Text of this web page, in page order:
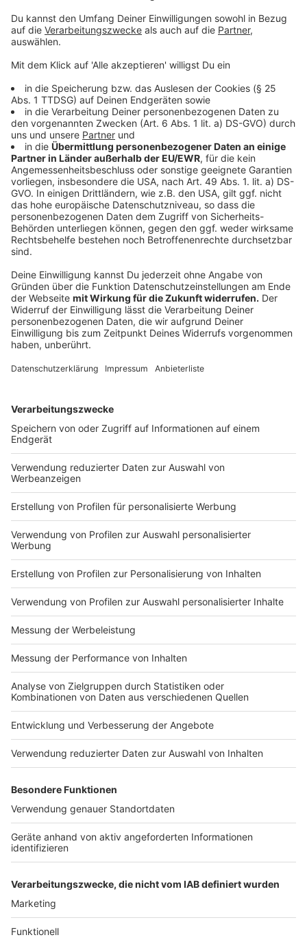
aufwärmen - achtet einfach darauf, dass die Speise
zwischendurch ausreichend gekühlt bleibt.
Anzeige
Wie kann ich Lebensmittel haltbarer machen?
Anzeige
Gerade in Zeiten, wo auch Lebensmittel immer teurer
werden, wäre es schade, viele Lebensmittel
wegschmeißen zu müssen. Zum Glück gibt es einige
Methoden, um Lebensmittel länger haltbar zu machen.
ab, aber die Ausbreitung wird verlangsamt
Dafür eigenen sich besonders Lebensmittel mit wenig
Fett und mit einem nicht zu hohen Wassergehalt. Eine
Gurke wäre zum Beispiel nicht geeignet.
Einlegen:Gerade für Obst und Gemüse eine gute
eingelegten Essiggurken. Man kann aber nicht nur in
Essig, sondern auch in Öl einlegen.
quasi luftarm. Dazu füllt ihr das, was ihr einkochen
wollt einfach in ein Glas mit Deckel. Das stellt ihr
geschlossen in einen Topf mit heißem Wasser mit um
die 60-90 Grad. Dadurch wird die Luft im Glas
ausgedehnt und entweicht. Es bildet sich ein Vakuum.
Trocknen und Dörren:Eignet sich sehr für
wasserhaltiges Obst und Gemüse. Beim Trocknen legt
ihr die Lebensmittel einfach aus und wartet. Das geht
besonders gut mit Kräutern. Beim Dörren müsst ihr
Wärme hinzufügen. Zum Beispiel im Backofen bei 35-
70 Grad Tomaten oder Trauben dörren lassen. Die
haben besonders viel Wasser und können dadurch
schnell schimmeln.
Fermentieren:Dabei geht es nicht darum, Bakterien
abzutöten, sondern sie zu nutzen. Das ist zum Beispiel
und schneidet es klein. Aus diesem zerkleinerten
und gebt ihn wieder zum Gemüse dazu. Danach füllt ihr
das Ganze mit Wasser auf, bis das Gemüse bedeckt
ist. Jetzt kommt nur noch Salz dazu. In der Regel sagt
man: Ein Esslöffel pro Kilogramm Gemüse oder pro
Liter Wasser. Zum Schluss Deckel drauf und mehrere
Anzeige